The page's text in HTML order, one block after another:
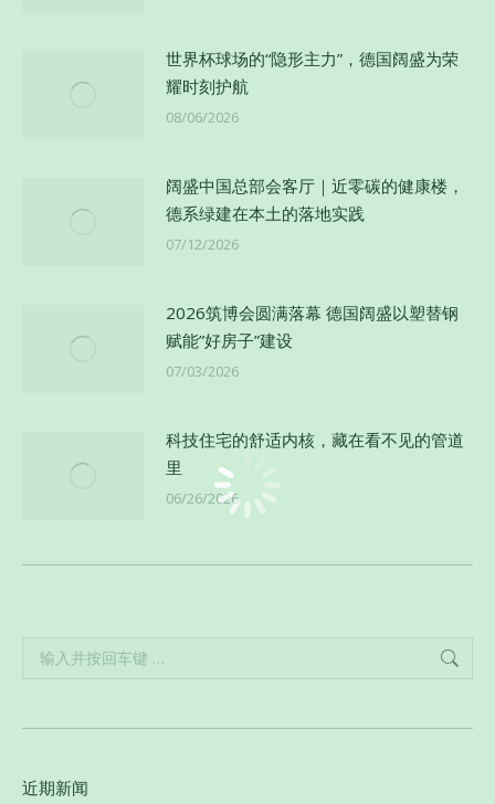
世界杯球场的“隐形主力”，德国阔盛为荣
耀时刻护航
08/06/2026
阔盛中国总部会客厅｜近零碳的健康楼，
德系绿建在本土的落地实践
07/12/2026
2026筑博会圆满落幕 德国阔盛以塑替钢
赋能”好房子”建设
07/03/2026
科技住宅的舒适内核，藏在看不见的管道
里
06/26/2026
Search:
近期新闻